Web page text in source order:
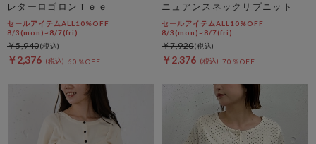
レターロゴロンＴｅｅ
セールアイテムALL10%OFF
8/3(mon)~8/7(fri)
￥2,376 60％OFF
￥5,940
ニュアンスネックリブニット
セールアイテムALL10%OFF
8/3(mon)~8/7(fri)
￥2,376 70％OFF
￥7,920